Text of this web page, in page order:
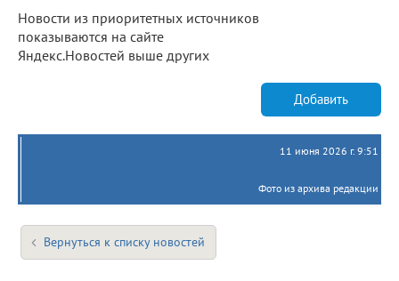
Новости из приоритетных источников
показываются на сайте
Яндекс.Новостей выше других
Добавить
11 июня 2026 г. 9:51
Фото из архива редакции
Вернуться к списку новостей